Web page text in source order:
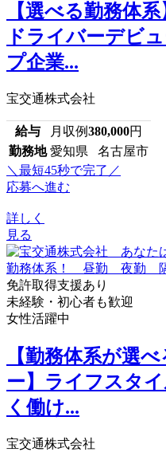
【選べる勤務体
ドライバーデビ
プ企業...
宝交通株式会社
給与 月収例380,000円
勤務地 愛知県 名古屋市
＼最短45秒で完了／
応募へ進む
詳しく
見る
免許取得支援あり
未経験・初心者も歓迎
女性活躍中
【勤務体系が選
ー】ライフスタ
く働け...
宝交通株式会社